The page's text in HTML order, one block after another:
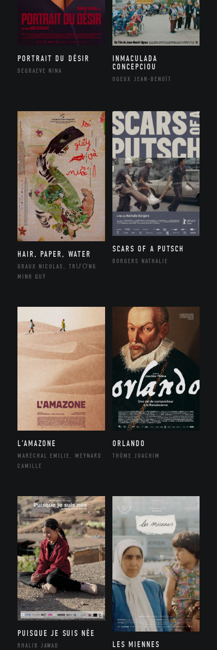
PORTRAIT DU DÉSIR
DEGRAEVE NINA
INMACULADA
CONCEPCIOU
UGEUX JEAN-BENOÎT
HAIR, PAPER, WATER
GRAUX NICOLAS, TRƯƠNG
MINH QUÝ
SCARS OF A PUTSCH
BORGERS NATHALIE
L’AMAZONE
MARÉCHAL EMILIE, MEYNARD
CAMILLE
ORLANDO
THÔME JOACHIM
PUISQUE JE SUIS NÉE
RHALIB JAWAD LES MIENNES